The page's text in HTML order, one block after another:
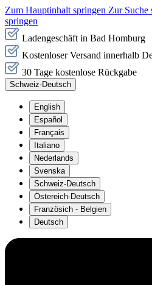
Zum Hauptinhalt springen Zur Suche
springen
Ladengeschäft in Bad Homburg
Kostenloser Versand innerhalb
30 Tage kostenlose Rückgabe
Schweiz-Deutsch
English
Español
Français
Italiano
Nederlands
Svenska
Schweiz-Deutsch
Östereich-Deutsch
Französich - Belgien
Deutsch